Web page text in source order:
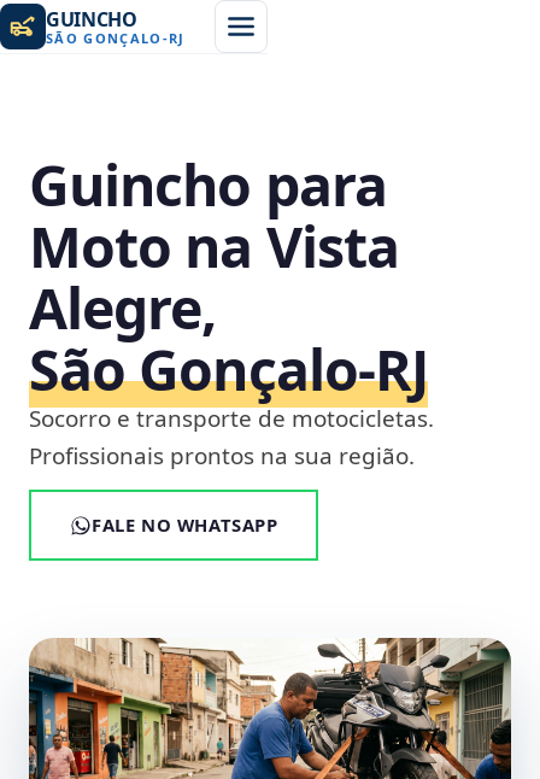
GUINCHO
SÃO GONÇALO -RJ
Guincho para
Moto na Vista
Alegre,
São Gonçalo‑RJ
Socorro e transporte de motocicletas.
Profissionais prontos na sua região.
FALE NO WHATSAPP